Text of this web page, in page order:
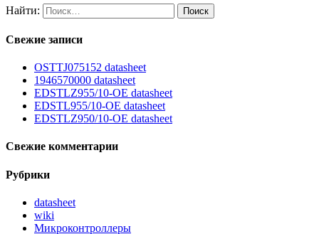
Найти:
Свежие записи
OSTTJ075152 datasheet
1946570000 datasheet
EDSTLZ955/10-OE datasheet
EDSTL955/10-OE datasheet
EDSTLZ950/10-OE datasheet
Свежие комментарии
Рубрики
datasheet
wiki
Микроконтроллеры